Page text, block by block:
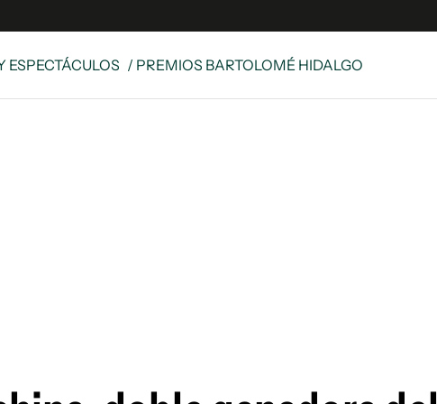
ESPECTÁCULOS / PREMIOS BARTOLOMÉ HIDALGO